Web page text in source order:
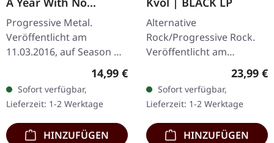
Summer | BLUE LP
Progressive Metal.
Veröffentlicht am
11.03.2016, auf Season Of
Mist. Blaues Vinyl im
Gatefold-Cover. Weltweit
auf 125 Exemplare
limitiert. Obsidian…
Regulärer Preis:
14,99 €
Sofort verfügbar,
Lieferzeit: 1-2 Werktage
HINZUFÜGEN
Alternative
Rock/Progressive Rock.
Veröffentlicht am
08.11.2024, auf Century
Schwarzes Vinyl Mit
Insert. "Hin helga kvöl" ist
ein…
23,99 €
Sofort verfügbar,
Lieferzeit: 1-2 Werktage
HINZUFÜGEN